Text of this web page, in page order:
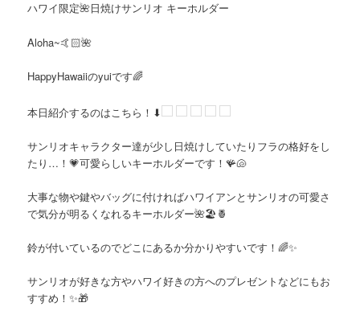
移動
ハワイ限定🌺日焼けサンリオ キーホルダー
Aloha~🤙🏻🌺
HappyHawaiiのyuiです🌈
本日紹介するのはこちら！⬇
サンリオキャラクター達が少し日焼けしていたりフラの格好をし
たり…！💗可愛らしいキーホルダーです！🪸🐚
大事な物や鍵やバッグに付ければハワイアンとサンリオの可愛さ
で気分が明るくなれるキーホルダー🌺🏖🍍
鈴が付いているのでどこにあるか分かりやすいです！🌈✨
サンリオが好きな方やハワイ好きの方へのプレゼントなどにもお
すすめ！✨🎁